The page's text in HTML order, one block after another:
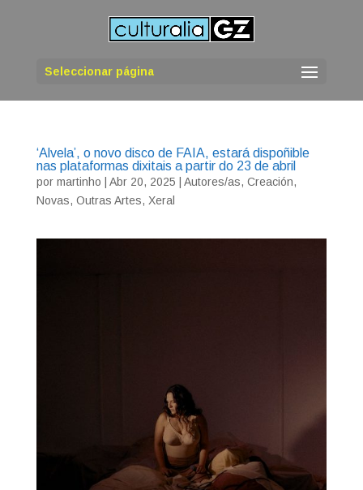
Seleccionar página
‘Alvela’, o novo disco de FAIA, estará dispoñible
nas plataformas dixitais a partir do 23 de abril
por martinho Abr 20, 2025 Autores/as, Creación,
Novas, Outras Artes, Xeral